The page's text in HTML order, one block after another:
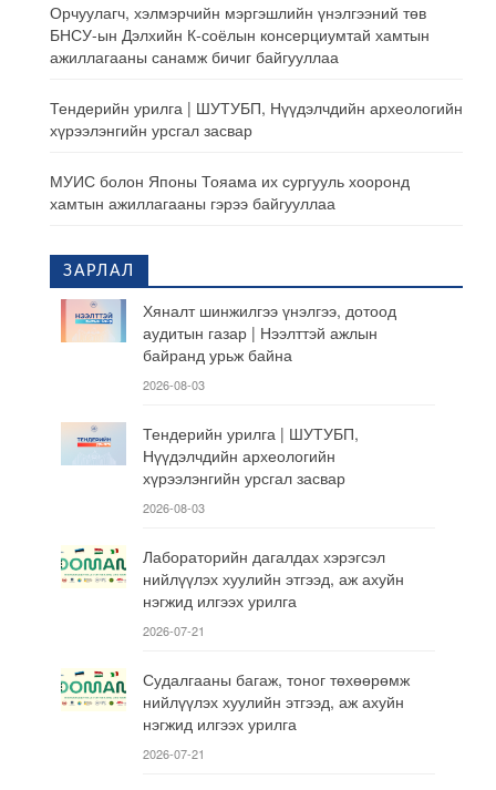
Орчуулагч, хэлмэрчийн мэргэшлийн үнэлгээний төв
БНСУ-ын Дэлхийн К-соёлын консерциумтай хамтын
ажиллагааны санамж бичиг байгууллаа
Тендерийн урилга | ШУТУБП, Нүүдэлчдийн археологийн
хүрээлэнгийн урсгал засвар
МУИС болон Японы Тояама их сургууль хооронд
хамтын ажиллагааны гэрээ байгууллаа
ЗАРЛАЛ
Хяналт шинжилгээ үнэлгээ, дотоод
аудитын газар | Нээлттэй ажлын
байранд урьж байна
2026-08-03
Тендерийн урилга | ШУТУБП,
Нүүдэлчдийн археологийн
хүрээлэнгийн урсгал засвар
2026-08-03
Лабораторийн дагалдах хэрэгсэл
нийлүүлэх хуулийн этгээд, аж ахуйн
нэгжид илгээх урилга
2026-07-21
Судалгааны багаж, тоног төхөөрөмж
нийлүүлэх хуулийн этгээд, аж ахуйн
нэгжид илгээх урилга
2026-07-21